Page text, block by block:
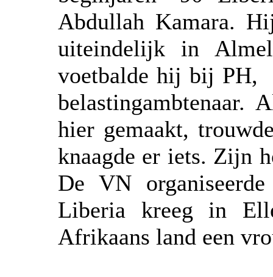
Abdullah Kamara.
uiteindelijk in
voetbalde hij bij PH,
hier gemaakt,
knaagde er iets. Zijn
De VN
Liberia kreeg in
Afrikaans land een